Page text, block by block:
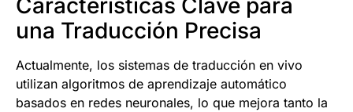
Características Clave para
una Traducción Precisa
Actualmente, los sistemas de traducción en vivo
utilizan algoritmos de aprendizaje automático
basados en redes neuronales, lo que mejora tanto la